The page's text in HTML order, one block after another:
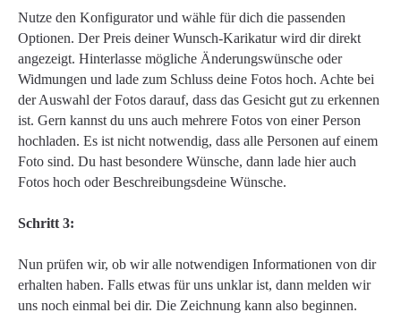
Nutze den Konfigurator und wähle für dich die passenden
Optionen. Der Preis deiner Wunsch-Karikatur wird dir direkt
angezeigt. Hinterlasse mögliche Änderungswünsche oder
Widmungen und lade zum Schluss deine Fotos hoch. Achte bei
der Auswahl der Fotos darauf, dass das Gesicht gut zu erkennen
ist. Gern kannst du uns auch mehrere Fotos von einer Person
hochladen. Es ist nicht notwendig, dass alle Personen auf einem
Foto sind. Du hast besondere Wünsche, dann lade hier auch
Fotos hoch oder Beschreibungsdeine Wünsche.
Schritt 3:
Nun prüfen wir, ob wir alle notwendigen Informationen von dir
erhalten haben. Falls etwas für uns unklar ist, dann melden wir
uns noch einmal bei dir. Die Zeichnung kann also beginnen.